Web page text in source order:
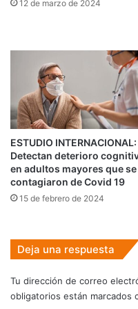
12 de marzo de 2024
ESTUDIO INTERNACIONAL:
Detectan deterioro
en adultos mayores que se
contagiaron de Covid 19
15 de febrero de 2024
Deja una respuesta
Tu dirección de correo
obligatorios están marcados